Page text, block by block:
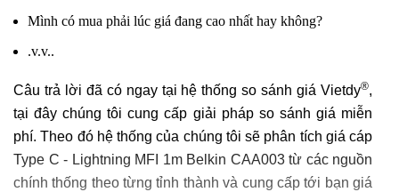
Mình có mua phải lúc giá đang cao nhất hay không?
.v.v..
Câu trả lời đã có ngay tại hệ thống so sánh giá Vietdy®,
tại đây chúng tôi cung cấp giải pháp so sánh giá miễn
phí. Theo đó hệ thống của chúng tôi sẽ phân tích giá cáp
Type C - Lightning MFI 1m Belkin CAA003 từ các nguồn
chính thống theo từng tỉnh thành và cung cấp tới bạn giá